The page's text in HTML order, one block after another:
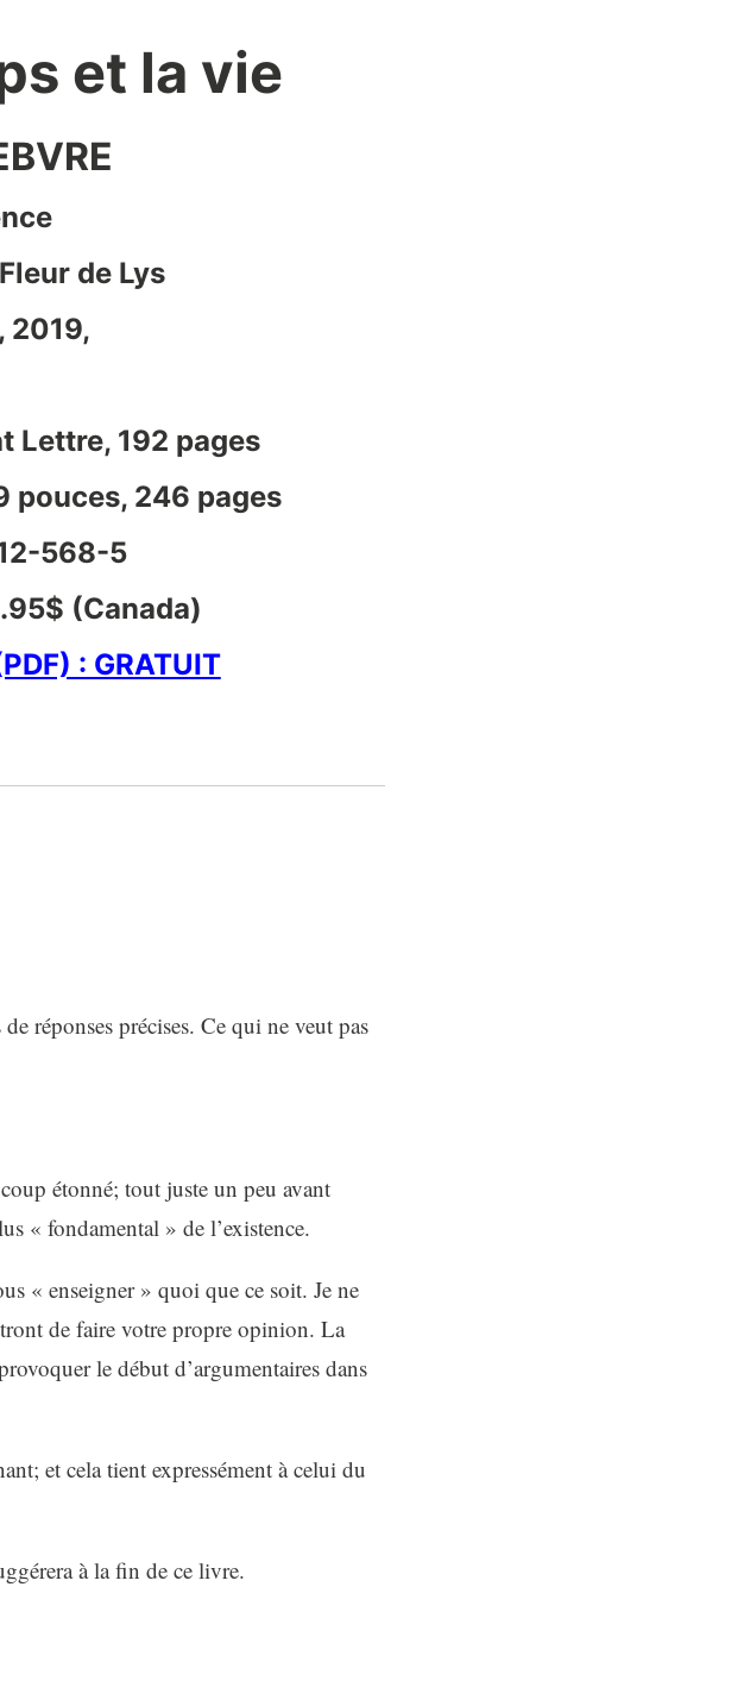
et la vie
de Lys
2019,
Lettre, 192 pages
pouces, 246 pages
568-5
(Canada)
: GRATUIT
réponses précises. Ce qui ne veut pas
étonné; tout juste un peu avant
« fondamental » de l’existence.
« enseigner » quoi que ce soit. Je ne
de faire votre propre opinion. La
le début d’argumentaires dans
et cela tient expressément à celui du
à la fin de ce livre.